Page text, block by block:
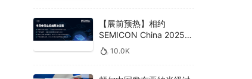
【展前预热】相约
SEMICON China 2025，
德克威尔总线解决方案革
新助力半导体设备高效升
10.0K